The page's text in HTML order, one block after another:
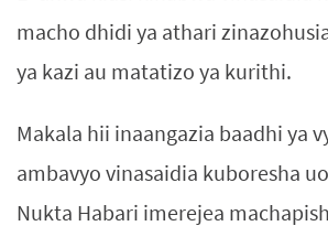
macho dhidi ya athari
ya kazi au matatizo ya kurithi.
Makala hii inaangazia baadhi ya
ambavyo vinasaidia kuboresha
Nukta Habari imerejea